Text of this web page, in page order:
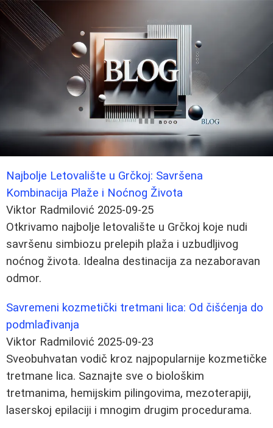
Najbolje Letovalište u Grčkoj: Savršena
Kombinacija Plaže i Noćnog Života
Viktor Radmilović 2025-09-25
Otkrivamo najbolje letovalište u Grčkoj koje nudi
savršenu simbiozu prelepih plaža i uzbudljivog
noćnog života. Idealna destinacija za nezaboravan
odmor.
Savremeni kozmetički tretmani lica: Od čišćenja do
podmlađivanja
Viktor Radmilović 2025-09-23
Sveobuhvatan vodič kroz najpopularnije kozmetičke
tretmane lica. Saznajte sve o biološkim
tretmanima, hemijskim pilingovima, mezoterapiji,
laserskoj epilaciji i mnogim drugim procedurama.